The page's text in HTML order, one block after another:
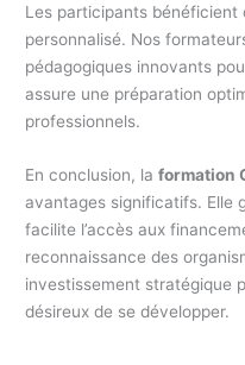
Les participants bénéficient
personnalisé. Nos
pédagogiques innovants
assure une préparation
professionnels.
En conclusion, laformation
avantages significatifs. Elle
facilite l’accès aux
reconnaissance des
investissement stratégique
désireux de se développer.